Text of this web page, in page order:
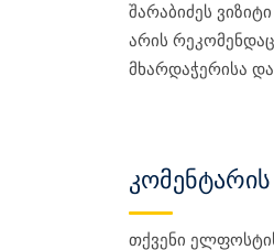
შარაბიძეს
არის
მხარდაჭერისა
თქვენი